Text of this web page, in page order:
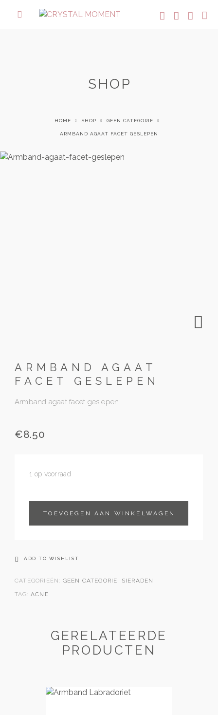
SHOP
HOME SHOP GEEN CATEGORIE
ARMBAND AGAAT FACET GESLEPEN
ARMBAND AGAAT
FACET GESLEPEN
Armband agaat facet geslepen
€8.50
1 op voorraad
TOEVOEGEN AAN WINKELWAGEN
ADD TO WISHLIST
CATEGORIEËN: GEEN CATEGORIE, SIERADEN
TAG: ACNE
GERELATEERDE
PRODUCTEN